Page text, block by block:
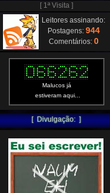
[ 1ª Visita ]
Leitores assinando:
Postagens: 944
Comentários: 0
Malucos já
estiveram aqui...
[ Divulgação: ]